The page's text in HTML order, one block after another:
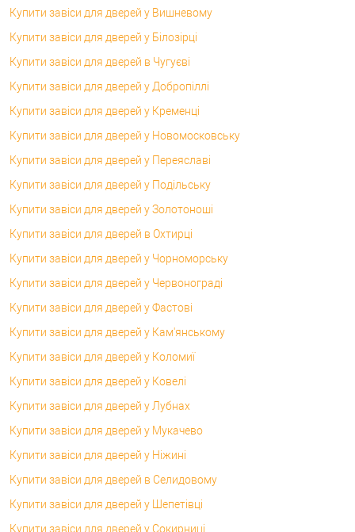
Купити завіси для дверей у Вишневому
Купити завіси для дверей у Білозірці
Купити завіси для дверей в Чугуєві
Купити завіси для дверей у Добропіллі
Купити завіси для дверей у Кременці
Купити завіси для дверей у Новомосковську
Купити завіси для дверей у Переяславі
Купити завіси для дверей у Подільську
Купити завіси для дверей у Золотоноші
Купити завіси для дверей в Охтирці
Купити завіси для дверей у Чорноморську
Купити завіси для дверей у Червонограді
Купити завіси для дверей у Фастові
Купити завіси для дверей у Кам'янському
Купити завіси для дверей у Коломиї
Купити завіси для дверей у Ковелі
Купити завіси для дверей у Лубнах
Купити завіси для дверей у Мукачево
Купити завіси для дверей у Ніжині
Купити завіси для дверей в Селидовому
Купити завіси для дверей у Шепетівці
Купити завіси для дверей у Сокирниці